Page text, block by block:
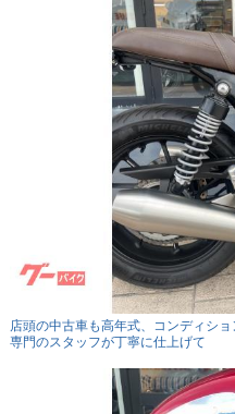
店頭の中古車も高年式、コンディシ
専門のスタッフが丁寧に仕上げて